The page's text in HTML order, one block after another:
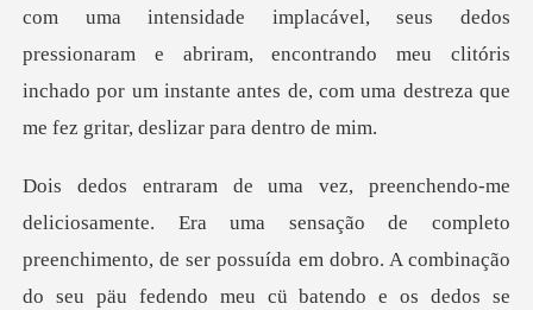
com uma intensidade implacável, seus dedos
pressionaram e a
eto
preenchimento, de ser possuída em dobro. A combinação
do seu päu fedendo meu cü bate